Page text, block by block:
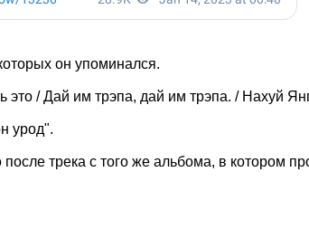
он упоминался.
/ Дай им трэпа, дай им трэпа. / Нахуй
урод".
трека с того же альбома, в котором